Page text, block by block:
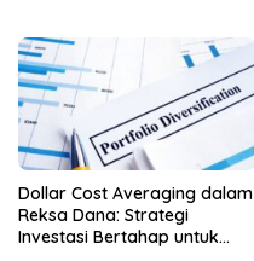
Dollar Cost Averaging dalam
Reksa Dana: Strategi
Investasi Bertahap untuk